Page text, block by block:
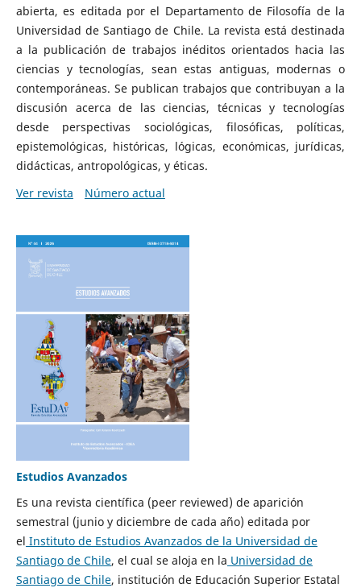
abierta, es editada por el Departamento de Filosofía de la
Universidad de Santiago de Chile. La revista está destinada
a la publicación de trabajos inéditos orientados hacia las
ciencias y tecnologías, sean estas antiguas, modernas o
contemporáneas. Se publican trabajos que contribuyan a la
discusión acerca de las ciencias, técnicas y tecnologías
desde perspectivas sociológicas, filosóficas, políticas,
epistemológicas, históricas, lógicas, económicas, jurídicas,
didácticas, antropológicas, y éticas.
Ver revista
Número actual
Estudios Avanzados
Es una revista científica (peer reviewed) de aparición
semestral (junio y diciembre de cada año) editada por
el Instituto de Estudios Avanzados de la Universidad de
Santiago de Chile, el cual se aloja en la Universidad de
Santiago de Chile, institución de Educación Superior Estatal